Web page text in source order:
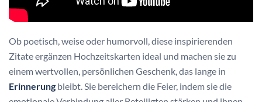
Ob poetisch, weise oder humorvoll, diese inspirierenden
Zitate ergänzen Hochzeitskarten ideal und machen sie zu
einem wertvollen, persönlichen Geschenk, das lange in
Erinnerung bleibt. Sie bereichern die Feier, indem sie die